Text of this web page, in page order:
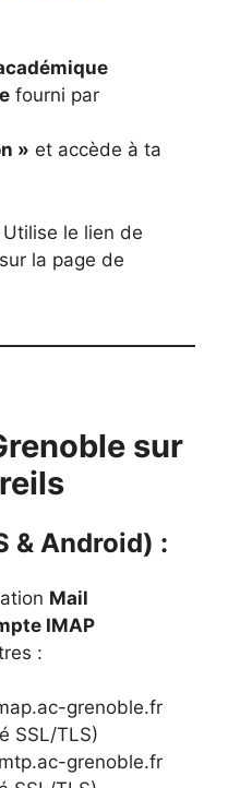
fourni par
» et accède à ta
Utilise le lien de
la page de
sur
& Android) :
Mail
IMAP
:
grenoble.fr
SSL/TLS)
grenoble.fr